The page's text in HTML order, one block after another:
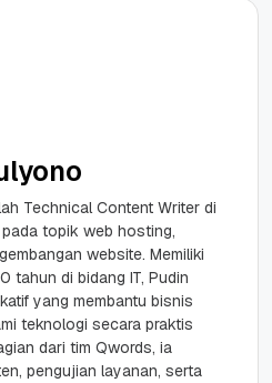
Technical Content Writer di
topik web hosting,
website. Memiliki
tahun di bidang IT, Pudin
yang membantu bisnis
teknologi secara praktis
dari tim Qwords, ia
pengujian layanan, serta